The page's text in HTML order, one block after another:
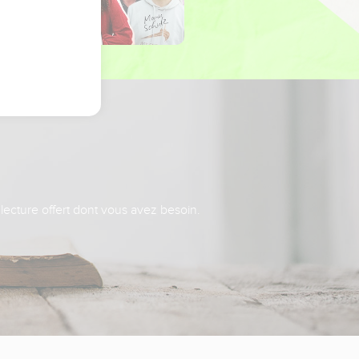
offert dont vous avez besoin.